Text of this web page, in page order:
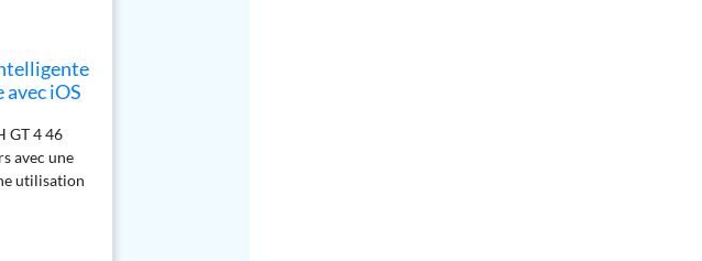
iOS
GT 4 46
avec une
utilisation
des
vous